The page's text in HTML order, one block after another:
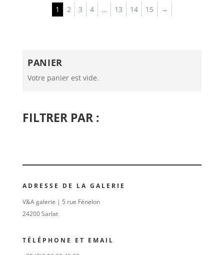
1 2 3 4 … 13 14 15 →
PANIER
Votre panier est vide.
FILTRER PAR :
ADRESSE DE LA GALERIE
V&A galerie | 5 rue Fénelon
24200 Sarlat
TÉLÉPHONE ET EMAIL